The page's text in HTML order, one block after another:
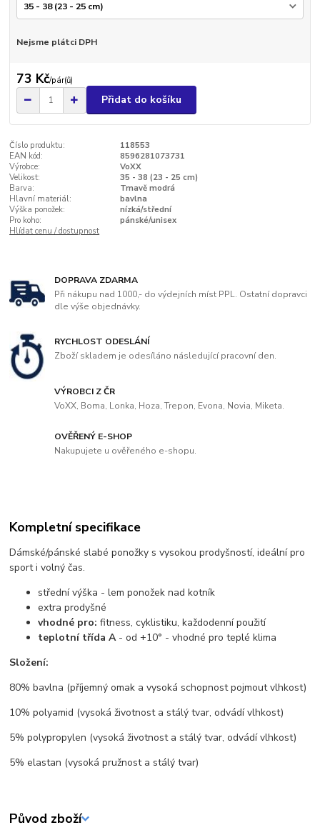
Nejsme plátci DPH
73 Kč/pár(ů)
Přidat do košíku
Číslo produktu:
118553
EAN kód:
8596281073731
Výrobce:
VoXX
Velikost:
35 - 38 (23 - 25 cm)
Barva:
Tmavě modrá
Hlavní materiál:
bavlna
Výška ponožek:
nízká/střední
Pro koho:
pánské/unisex
Hlídat cenu / dostupnost
DOPRAVA ZDARMA
Při nákupu nad 1000,- do výdejních míst PPL. Ostatní dopravci
dle výše objednávky.
RYCHLOST ODESLÁNÍ
Zboží skladem je odesíláno následující pracovní den.
VÝROBCI Z ČR
VoXX, Boma, Lonka, Hoza, Trepon, Evona, Novia, Miketa.
OVĚŘENÝ E-SHOP
Nakupujete u ověřeného e-shopu.
Kompletní specifikace
Dámské/pánské slabé ponožky s vysokou prodyšností, ideální pro
sport i volný čas.
střední výška - lem ponožek nad kotník
extra prodyšné
vhodné pro: fitness, cyklistiku, každodenní použití
teplotní třída A- od +10° - vhodné pro teplé klima
Složení:
80% bavlna (příjemný omak a vysoká schopnost pojmout vlhkost)
10% polyamid (vysoká životnost a stálý tvar, odvádí vlhkost)
5% polypropylen (vysoká životnost a stálý tvar, odvádí vlhkost)
5% elastan (vysoká pružnost a stálý tvar)
Původ zboží